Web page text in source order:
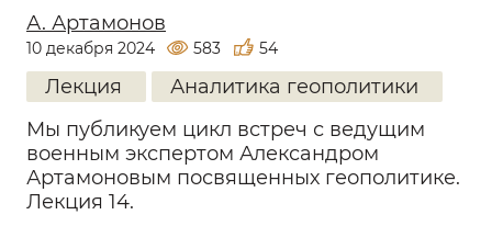
А. Артамонов
10 декабря 2024 583 54
Лекция
Аналитика геополитики
Мы публикуем цикл встреч с ведущим
военным экспертом Александром
Артамоновым посвященных геополитике.
Лекция 14.